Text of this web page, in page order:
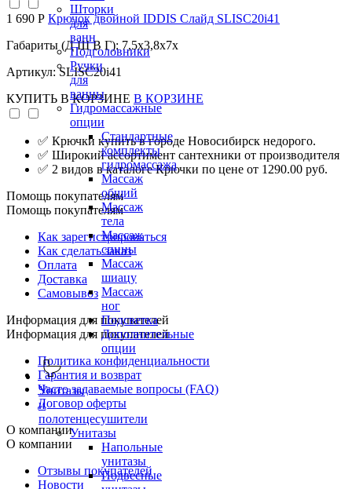
Шторки
для
ванн
Подголовники
Ручки
для
ванны
Гидромассажные
опции
Стандартные
комплекты
гидромассажа
Массаж
общий
Массаж
тела
Массаж
спины
Массаж
шиацу
Массаж
ног
Подсветка
Дополнительные
опции
Унитазы
и
полотенцесушители
Унитазы
Напольные
унитазы
Подвесные
1 690 Р Крючок двойной IDDIS Слайд SLISC20i41
Габариты (Д Ш В Г): 7,5x3,8x7x
Артикул: SLISC20i41
КУПИТЬ В КОРЗИНЕ В КОРЗИНЕ
✅ Крючки купить в городе Новосибирск недорого.
✅ Широкий ассортимент сантехники от производителя
✅ 2 видов в каталоге Крючки по цене от 1290.00 руб.
Помощь покупателям
Помощь покупателям
Как зарегистрироваться
Как сделать заказ
Оплата
Доставка
Самовывоз
Информация для покупателей
Информация для покупателей
Политика конфиденциальности
Гарантия и возврат
Часто задаваемые вопросы (FAQ)
Договор оферты
О компании
О компании
Отзывы покупателей
Новости